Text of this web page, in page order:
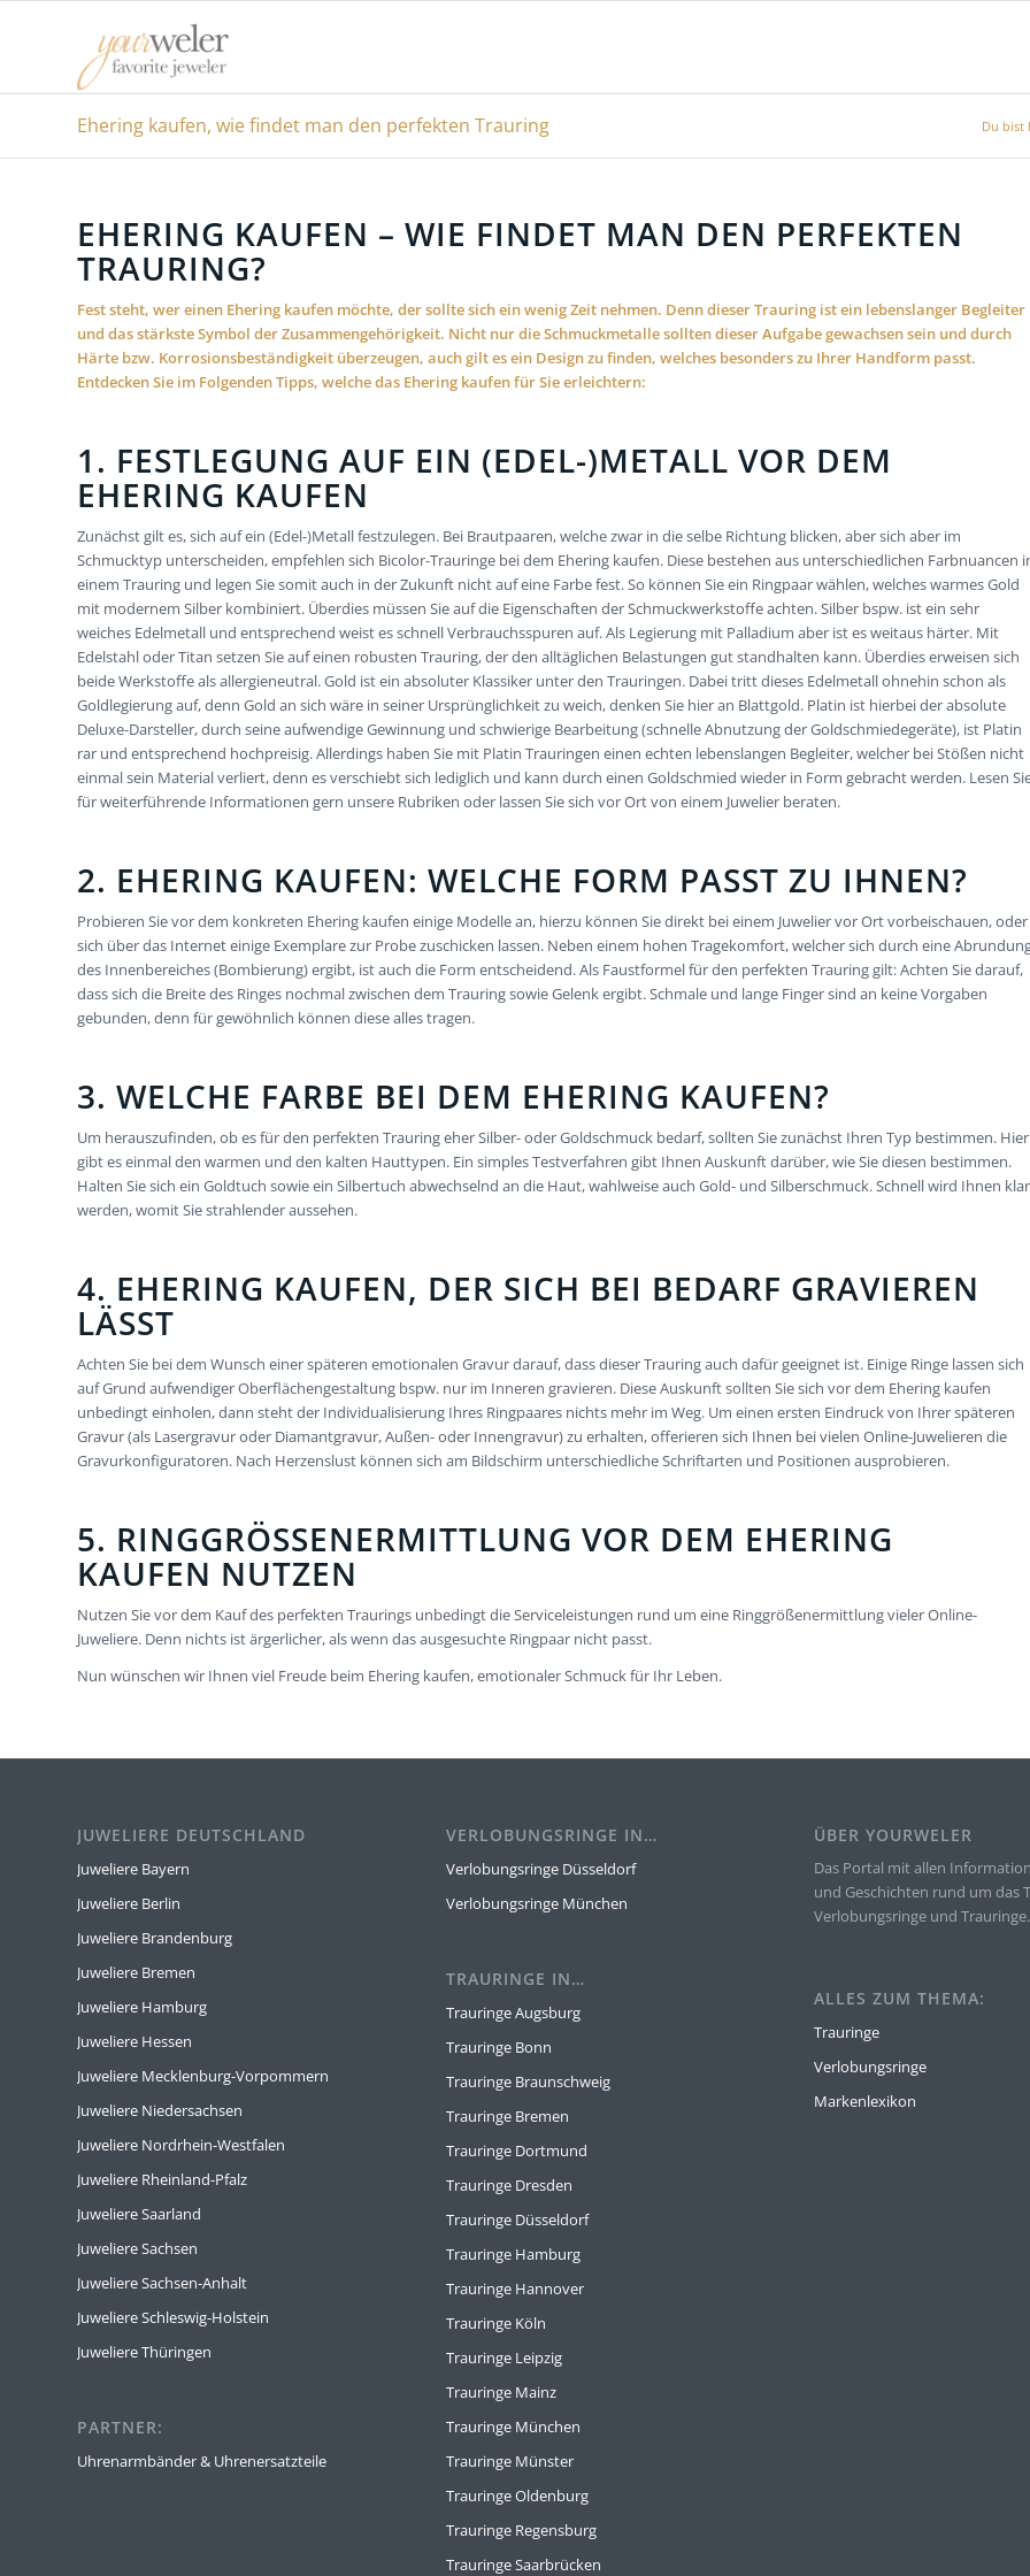
Ehering kaufen, wie findet man den perfekten Trauring Du bist
EHERING KAUFEN – WIE FINDET MAN DEN PERFEKTEN
TRAURING?
Fest steht, wer einen Ehering kaufen möchte, der sollte sich ein wenig Zeit nehmen. Denn dieser Trauring ist ein lebenslanger Begleiter
und das stärkste Symbol der Zusammengehörigkeit. Nicht nur die Schmuckmetalle sollten dieser Aufgabe gewachsen sein und durch
Härte bzw. Korrosionsbeständigkeit überzeugen, auch gilt es ein Design zu finden, welches besonders zu Ihrer Handform passt.
Entdecken Sie im Folgenden Tipps, welche das Ehering kaufen für Sie erleichtern:
1. FESTLEGUNG AUF EIN (EDEL-)METALL VOR DEM
EHERING KAUFEN
Zunächst gilt es, sich auf ein (Edel-)Metall festzulegen. Bei Brautpaaren, welche zwar in die selbe Richtung blicken, aber sich aber im
Schmucktyp unterscheiden, empfehlen sich Bicolor-Trauringe bei dem Ehering kaufen. Diese bestehen aus unterschiedlichen Farbnuancen
einem Trauring und legen Sie somit auch in der Zukunft nicht auf eine Farbe fest. So können Sie ein Ringpaar wählen, welches warmes Gold
mit modernem Silber kombiniert. Überdies müssen Sie auf die Eigenschaften der Schmuckwerkstoffe achten. Silber bspw. ist ein sehr
weiches Edelmetall und entsprechend weist es schnell Verbrauchsspuren auf. Als Legierung mit Palladium aber ist es weitaus härter. Mit
Edelstahl oder Titan setzen Sie auf einen robusten Trauring, der den alltäglichen Belastungen gut standhalten kann. Überdies erweisen sich
beide Werkstoffe als allergieneutral. Gold ist ein absoluter Klassiker unter den Trauringen. Dabei tritt dieses Edelmetall ohnehin schon als
Goldlegierung auf, denn Gold an sich wäre in seiner Ursprünglichkeit zu weich, denken Sie hier an Blattgold. Platin ist hierbei der absolute
Deluxe-Darsteller, durch seine aufwendige Gewinnung und schwierige Bearbeitung (schnelle Abnutzung der Goldschmiedegeräte), ist Platin
rar und entsprechend hochpreisig. Allerdings haben Sie mit Platin Trauringen einen echten lebenslangen Begleiter, welcher bei Stößen nicht
einmal sein Material verliert, denn es verschiebt sich lediglich und kann durch einen Goldschmied wieder in Form gebracht werden. Lesen
für weiterführende Informationen gern unsere Rubriken oder lassen Sie sich vor Ort von einem Juwelier beraten.
2. EHERING KAUFEN: WELCHE FORM PASST ZU IHNEN?
Probieren Sie vor dem konkreten Ehering kaufen einige Modelle an, hierzu können Sie direkt bei einem Juwelier vor Ort vorbeischauen, oder
sich über das Internet einige Exemplare zur Probe zuschicken lassen. Neben einem hohen Tragekomfort, welcher sich durch eine
des Innenbereiches (Bombierung) ergibt, ist auch die Form entscheidend. Als Faustformel für den perfekten Trauring gilt: Achten Sie darauf,
dass sich die Breite des Ringes nochmal zwischen dem Trauring sowie Gelenk ergibt. Schmale und lange Finger sind an keine Vorgaben
gebunden, denn für gewöhnlich können diese alles tragen.
3. WELCHE FARBE BEI DEM EHERING KAUFEN?
Um herauszufinden, ob es für den perfekten Trauring eher Silber- oder Goldschmuck bedarf, sollten Sie zunächst Ihren Typ bestimmen. Hier
gibt es einmal den warmen und den kalten Hauttypen. Ein simples Testverfahren gibt Ihnen Auskunft darüber, wie Sie diesen bestimmen.
Halten Sie sich ein Goldtuch sowie ein Silbertuch abwechselnd an die Haut, wahlweise auch Gold- und Silberschmuck. Schnell wird Ihnen klar
werden, womit Sie strahlender aussehen.
4. EHERING KAUFEN, DER SICH BEI BEDARF GRAVIEREN
LÄSST
Achten Sie bei dem Wunsch einer späteren emotionalen Gravur darauf, dass dieser Trauring auch dafür geeignet ist. Einige Ringe lassen sich
auf Grund aufwendiger Oberflächengestaltung bspw. nur im Inneren gravieren. Diese Auskunft sollten Sie sich vor dem Ehering kaufen
unbedingt einholen, dann steht der Individualisierung Ihres Ringpaares nichts mehr im Weg. Um einen ersten Eindruck von Ihrer späteren
Gravur (als Lasergravur oder Diamantgravur, Außen- oder Innengravur) zu erhalten, offerieren sich Ihnen bei vielen Online-Juwelieren die
Gravurkonfiguratoren. Nach Herzenslust können sich am Bildschirm unterschiedliche Schriftarten und Positionen ausprobieren.
5. RINGGRÖSSENERMITTLUNG VOR DEM EHERING K
AUFEN NUTZEN
Nutzen Sie vor dem Kauf des perfekten Traurings unbedingt die Serviceleistungen rund um eine Ringgrößenermittlung vieler Online-
Juweliere. Denn nichts ist ärgerlicher, als wenn das ausgesuchte Ringpaar nicht passt.
Nun wünschen wir Ihnen viel Freude beim Ehering kaufen, emotionaler Schmuck für Ihr Leben.
JUWELIERE DEUTSCHLAND
Juweliere Bayern
Juweliere Berlin
Juweliere Brandenburg
Juweliere Bremen
Juweliere Hamburg
Juweliere Hessen
Juweliere Mecklenburg-Vorpommern
Juweliere Niedersachsen
Juweliere Nordrhein-Westfalen
Juweliere Rheinland-Pfalz
Juweliere Saarland
Juweliere Sachsen
Juweliere Sachsen-Anhalt
Juweliere Schleswig-Holstein
Juweliere Thüringen
PARTNER:
Uhrenarmbänder & Uhrenersatzteile
VERLOBUNGSRINGE IN…
Verlobungsringe Düsseldorf
Verlobungsringe München
TRAURINGE IN…
Trauringe Augsburg
Trauringe Bonn
Trauringe Braunschweig
Trauringe Bremen
Trauringe Dortmund
Trauringe Dresden
Trauringe Düsseldorf
Trauringe Hamburg
Trauringe Hannover
Trauringe Köln
Trauringe Leipzig
Trauringe Mainz
Trauringe München
Trauringe Münster
Trauringe Oldenburg
Trauringe Regensburg
Trauringe Saarbrücken
ÜBER YOURWELER
Das Portal mit allen
und Geschichten rund um das
Verlobungsringe und Trauringe.
ALLES ZUM THEMA:
Trauringe
Verlobungsringe
Markenlexikon